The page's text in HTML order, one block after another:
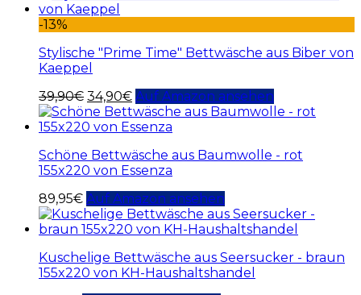
-13%
Stylische "Prime Time" Bettwäsche aus Biber von
Kaeppel
39,90€ 34,90€ Auf Amazon ansehen
Schöne Bettwäsche aus Baumwolle - rot
155x220 von Essenza
89,95€ Auf Amazon ansehen
Kuschelige Bettwäsche aus Seersucker - braun
155x220 von KH-Haushaltshandel